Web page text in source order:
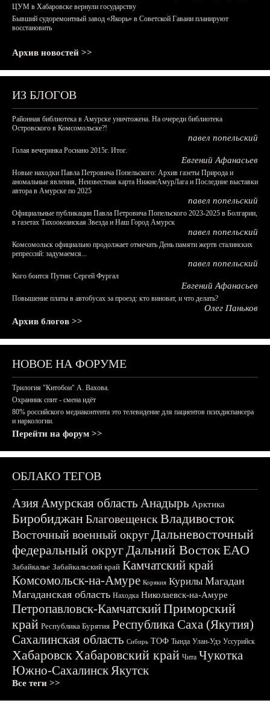
ЦУМ в Хабаровске вернули государству
Бывший судоремонтный завод «Якорь» в Советской Гавани планируют
восстановить
Архив новостей >>
ИЗ БЛОГОВ
Районная библиотека в Амурске уничтожена. На очереди библиотека
Островского в Комсомольске?!
павел попельский
Голая вечеринка Роснано 2015г. Итог.
Евгений Афанасьев
Новые находки Павла Петровича Попельского: Архив газеты Природа и
аномальные явления, Неизвестная карта НижнеАмурЛага и Последние выставки
автора в Амурске по 2025
павел попельский
Официальные публикации Павла Петровича Попельского 2023-2025 в Болгарии,
в газетах Тихоокеанская Звезда и Наш Город Амурск
павел попельский
Комсомольск официально продолжает отмечать День памяти жертв сталинских
репрессий: задумаемся...
павел попельский
Кого боится Путин: Сергей Фургал
Евгений Афанасьев
Повышение платы в автобусах за проезд: кто виноват, и что делать?
Олег Паньков
Архив блогов >>
НОВОЕ НА ФОРУМЕ
Трилогия "Китобои" А. Вахова.
Охранник спит - смена идёт
80% российского медиаконтента это телевидение для пациентов психдиспансера
и наркологии.
Перейти на форум >>
ОБЛАКО ТЕГОВ
АзияАмурская область Анадырь Арктика
БиробиджанБлаговещенскВладивосток
Восточный военный округДальневосточный
федеральный округДальний ВостокЕАО
Забайкалье Забайкальский край Камчатский край
Комсомольск-на-Амуре Корякия Курилы Магадан
Магаданская область Находка Николаевск-на-Амуре
Петропавловск-КамчатскийПриморский
край Республика Бурятия Республика Саха (Якутия)
Сахалинская область Сибирь ТОФ Тында Улан-Удэ Уссурийск
ХабаровскХабаровский край Чита Чукотка
Южно-СахалинскЯкутск
Все теги >>